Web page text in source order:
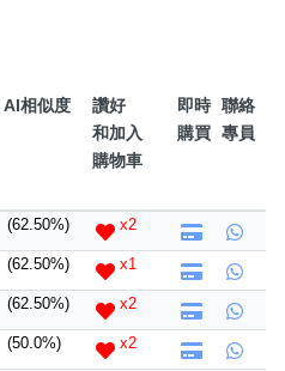
生天延 全吉星(全號)
清除全部分類
AI相似度
讚好
和加入
購物車
即時
購買
聯絡
專員
(62.50%) x2
(62.50%) x1
(62.50%) x2
(50.0%) x2